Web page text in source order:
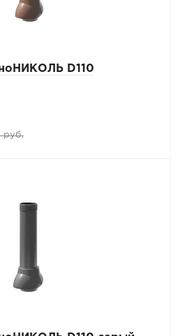
D110
руб.